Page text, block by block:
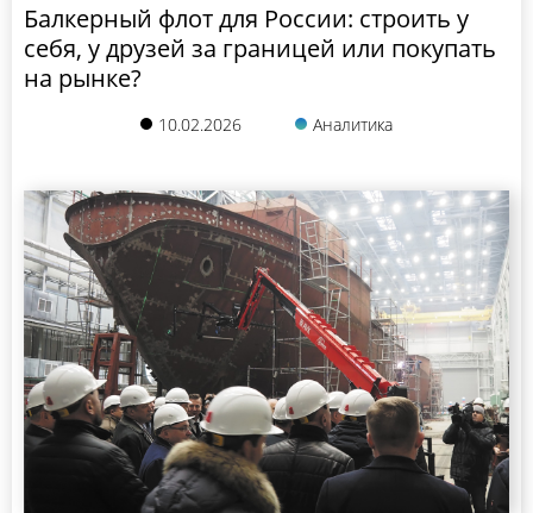
Балкерный флот для России: строить у
себя, у друзей за границей или покупать
на рынке?
10.02.2026 Аналитика